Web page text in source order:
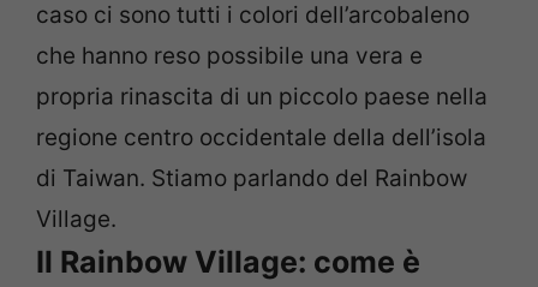
caso ci sono tutti i colori dell’arcobaleno
che hanno reso possibile una vera e
propria rinascita di un piccolo paese nella
regione centro occidentale della dell’isola
di Taiwan. Stiamo parlando del Rainbow
Village.
Il Rainbow Village: come è